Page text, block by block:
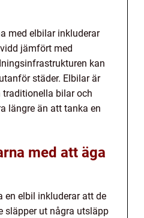
med elbilar inkluderar
jämfört med
kan
städer. Elbilar är
bilar och
längre än att tanka en
med att äga
en elbil inkluderar att de
släpper ut några utsläpp